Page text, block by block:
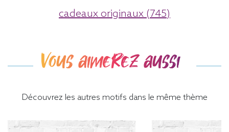
cadeaux originaux (745)
Vous aimerez aussi
Découvrez les autres motifs dans le même thème